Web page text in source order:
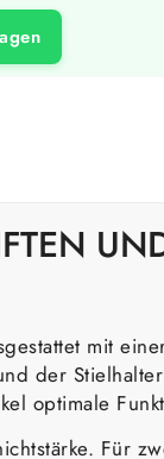
mit
der
optimale
Für